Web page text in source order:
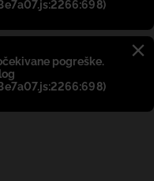
pogreške.